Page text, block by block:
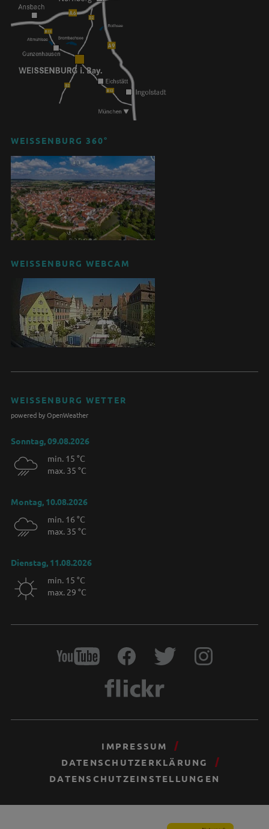
WEISSENBURG 360°
WEISSENBURG WEBCAM
WEISSENBURG WETTER
powered by OpenWeather
Sonntag, 09.08.2026
min. 15 °C
max. 35 °C
Montag, 10.08.2026
min. 16 °C
max. 35 °C
Dienstag, 11.08.2026
min. 15 °C
max. 29 °C
IMPRESSUM
DATENSCHUTZERKLÄRUNG
DATENSCHUTZEINSTELLUNGEN